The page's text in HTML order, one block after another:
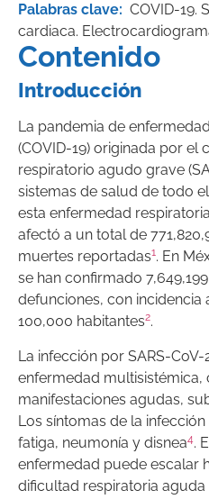
Palabras clave: COVID-19.
cardiaca.
Contenido
Introducción
La pandemia de
(COVID-19) originada por
respiratorio agudo grave
sistemas de salud de todo
esta enfermedad
afectó a un total de
muertes reportadas1. En
se han confirmado
defunciones, con incidencia
100,000 habitantes2.
La infección por SARS-
enfermedad
manifestaciones agudas,
Los síntomas de la
fatiga, neumonía y disnea4 .
enfermedad puede escalar
dificultad respiratoria